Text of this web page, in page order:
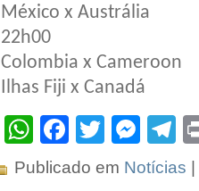
México x Austrália
22h00
Colombia x Cameroon
Ilhas Fiji x Canadá
WhatsApp
Facebook
Twitter
Publicado em Notícias